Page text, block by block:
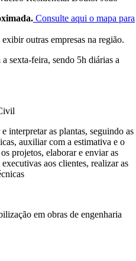
Consulte aqui o mapa para
outras empresas na região.
a sexta-feira, sendo 5h diárias a
interpretar as plantas, seguindo as
auxiliar com a estimativa e o
projetos, elaborar e enviar as
aos clientes, realizar as
em obras de engenharia